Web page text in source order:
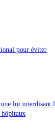
pour éviter
loi interdisant
hôpitaux